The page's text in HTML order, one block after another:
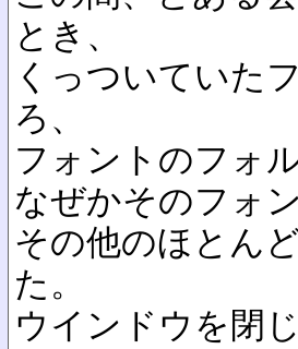
とき、
くっついていた
ろ、
フォントのフォ
なぜかそのフォ
その他のほとん
た。
ウインドウを閉